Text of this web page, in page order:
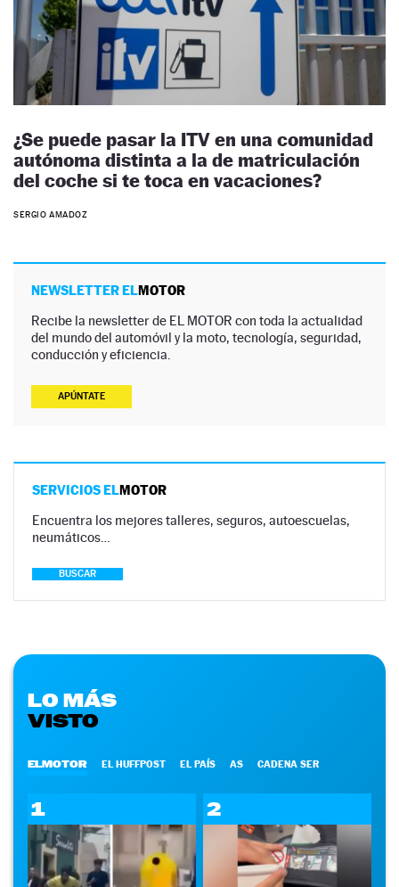
¿Se puede pasar la ITV en una comunidad
autónoma distinta a la de matriculación
del coche si te toca en vacaciones?
SERGIO AMADOZ
NEWSLETTER ELMOTOR
Recibe la newsletter de EL MOTOR con toda la actualidad
del mundo del automóvil y la moto, tecnología, seguridad,
conducción y eficiencia.
APÚNTATE
SERVICIOS ELMOTOR
Encuentra los mejores talleres, seguros, autoescuelas,
neumáticos…
BUSCAR
LO MÁS
VISTO
ELMOTOR EL HUFFPOST EL PAÍS AS CADENA SER
1 2